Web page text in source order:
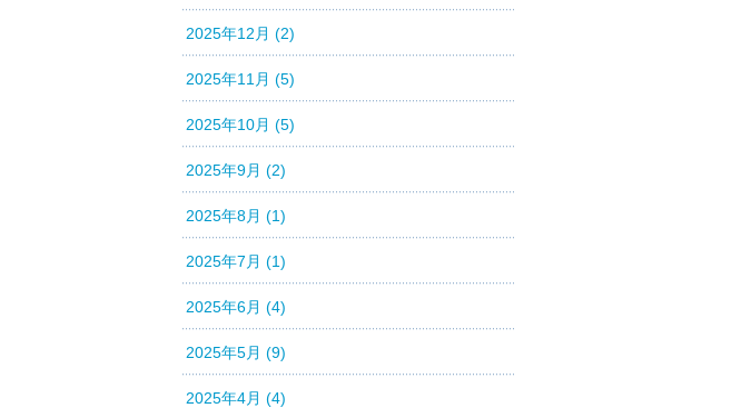
2025年12月 (2)
2025年11月 (5)
2025年10月 (5)
2025年9月 (2)
2025年8月 (1)
2025年7月 (1)
2025年6月 (4)
2025年5月 (9)
2025年4月 (4)